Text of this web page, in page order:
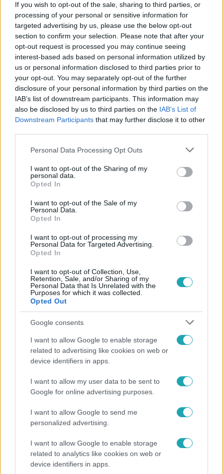
If you wish to opt-out of the sale, sharing to third parties, or
processing of your personal or sensitive information for
targeted advertising by us, please use the below opt-out
section to confirm your selection. Please note that after your
opt-out request is processed you may continue seeing
interest-based ads based on personal information utilized by
us or personal information disclosed to third parties prior to
your opt-out. You may separately opt-out of the further
disclosure of your personal information by third parties on the
IAB’s list of downstream participants. This information may
also be disclosed by us to third parties on the IAB’s List of
Downstream Participants that may further disclose it to other
Please note that this website/app uses one or more Google
not limited to your visit or usage behaviour. You may click to
grant or deny consent to Google and its third-party tags to
use your data for below specified purposes in below Google
consent section.
Personal Data Processing Opt Outs
I want to opt-out of the Sharing of my
personal data.
Opted In
I want to opt-out of the Sale of my
Personal Data.
Opted In
I want to opt-out of processing my
Personal Data for Targeted Advertising.
Opted In
I want to opt-out of Collection, Use,
Retention, Sale, and/or Sharing of my
Personal Data that Is Unrelated with the
Purposes for which it was collected.
Opted Out
Google consents
I want to allow Google to enable storage
related to advertising like cookies on web or
device identifiers in apps.
I want to allow my user data to be sent to
Google for online advertising purposes.
I want to allow Google to send me
personalized advertising.
I want to allow Google to enable storage
related to analytics like cookies on web or
device identifiers in apps.
Kövess minket, és értesülj a friss hírekről a
Facebookon is!
Követem
HÁZASODNA A GAZDA
ANDRÁS GAZDA #NAGY ANDRÁS GAZDÁLKODÁS
SZARVASMARHA
Népszerű
"Hatalmas viharban" - így zajlott Hegyi Barbara